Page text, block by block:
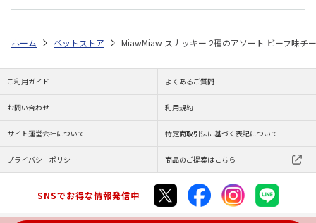
ホーム ペットストア MiawMiaw スナッキー 2種のアソート ビーフ味チ
ご利用ガイド よくあるご質問
お問い合わせ 利用規約
サイト運営会社について 特定商取引法に基づく表記について
プライバシーポリシー 商品のご提案はこちら
SNSでお得な情報発信中